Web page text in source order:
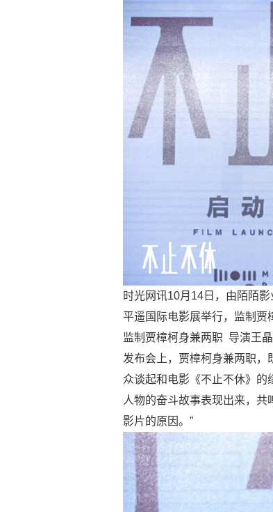
时光网讯10月14日，由陌陌
平遥国际电影展举行，监制贾
监制贾樟柯身兼两职 导演王
发布会上，贾樟柯身兼两职
众谈起和电影《不止不休》的
人物的奋斗故事表现出来，
影片的原因。”